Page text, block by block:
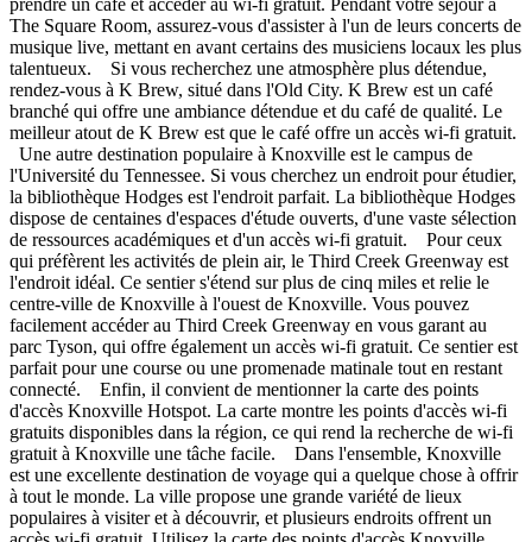
prendre un café et accéder au wi-fi gratuit. Pendant votre séjour à
The Square Room, assurez-vous d'assister à l'un de leurs concerts de
musique live, mettant en avant certains des musiciens locaux les plus
talentueux. Si vous recherchez une atmosphère plus détendue,
rendez-vous à K Brew, situé dans l'Old City. K Brew est un café
branché qui offre une ambiance détendue et du café de qualité. Le
meilleur atout de K Brew est que le café offre un accès wi-fi gratuit.
Une autre destination populaire à Knoxville est le campus de
l'Université du Tennessee. Si vous cherchez un endroit pour étudier,
la bibliothèque Hodges est l'endroit parfait. La bibliothèque Hodges
dispose de centaines d'espaces d'étude ouverts, d'une vaste sélection
de ressources académiques et d'un accès wi-fi gratuit. Pour ceux
qui préfèrent les activités de plein air, le Third Creek Greenway est
l'endroit idéal. Ce sentier s'étend sur plus de cinq miles et relie le
centre-ville de Knoxville à l'ouest de Knoxville. Vous pouvez
facilement accéder au Third Creek Greenway en vous garant au
parc Tyson, qui offre également un accès wi-fi gratuit. Ce sentier est
parfait pour une course ou une promenade matinale tout en restant
connecté. Enfin, il convient de mentionner la carte des points
d'accès Knoxville Hotspot. La carte montre les points d'accès wi-fi
gratuits disponibles dans la région, ce qui rend la recherche de wi-fi
gratuit à Knoxville une tâche facile. Dans l'ensemble, Knoxville
est une excellente destination de voyage qui a quelque chose à offrir
à tout le monde. La ville propose une grande variété de lieux
populaires à visiter et à découvrir, et plusieurs endroits offrent un